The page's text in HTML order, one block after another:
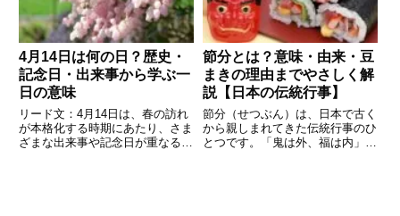
4月14日は何の日？歴史・
記念日・出来事から学ぶ一
日の意味
リード文：4月14日は、春の訪れ
が本格化する時期にあたり、さま
ざまな出来事や記念日が重なる特
節分とは？意味・由来・豆
まきの理由までやさしく解
説【日本の伝統行事】
節分（せつぶん）は、日本で古く
から親しまれてきた伝統行事のひ
とつです。「鬼は外、福は内」と